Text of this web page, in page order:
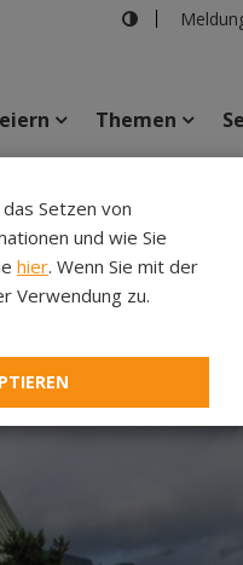
Themen
Setzen von
und wie Sie
hier. Wenn Sie mit der
Verwendung zu.